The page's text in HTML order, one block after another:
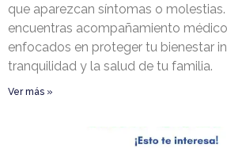
que aparezcan síntomas o molestias.
encuentras acompañamiento
enfocados en proteger tu bienestar
tranquilidad y la salud de tu familia.
Ver más »